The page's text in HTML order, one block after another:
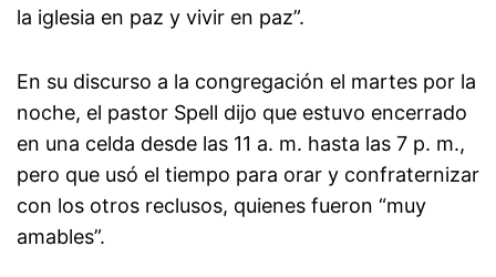
la iglesia en paz y vivir en paz”.
En su discurso a la congregación el martes por la
noche, el pastor Spell dijo que estuvo encerrado
en una celda desde las 11 a. m. hasta las 7 p. m.,
pero que usó el tiempo para orar y confraternizar
con los otros reclusos, quienes fueron “muy
amables”.